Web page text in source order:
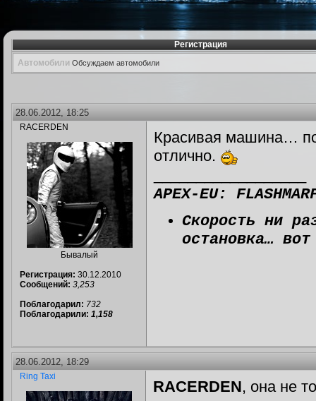
Регистрация
Автомобили Обсуждаем автомобили
28.06.2012, 18:25
RACERDEN
Бывалый
Регистрация: 30.12.2010
Сообщений: 3,253
Поблагодарил: 732
Поблагодарили: 1,158
Красивая машина…
отлично.
APEX-EU:
Скорость ни
остановка…
28.06.2012, 18:29
Ring Taxi
RACERDEN, она не